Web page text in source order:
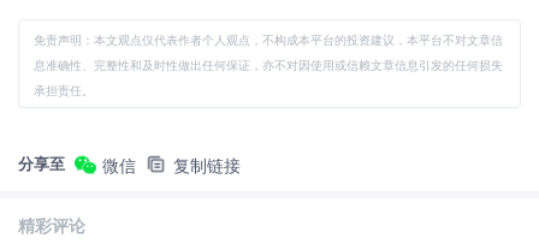
免责声明：本文观点仅代表作者个人观点，不构成本平台的投资建议，本平台不对文章信
息准确性、完整性和及时性做出任何保证，亦不对因使用或信赖文章信息引发的任何损失
承担责任。
分享至 微信 复制链接
精彩评论